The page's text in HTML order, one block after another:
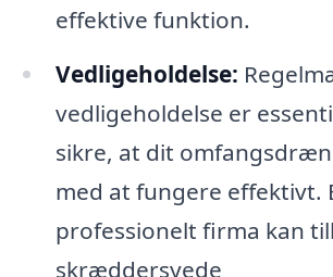
effektive funktion.
Vedligeholdelse:
vedligeholdelse er
sikre, at dit
med at fungere effektivt.
professionelt firma kan
skræddersyede